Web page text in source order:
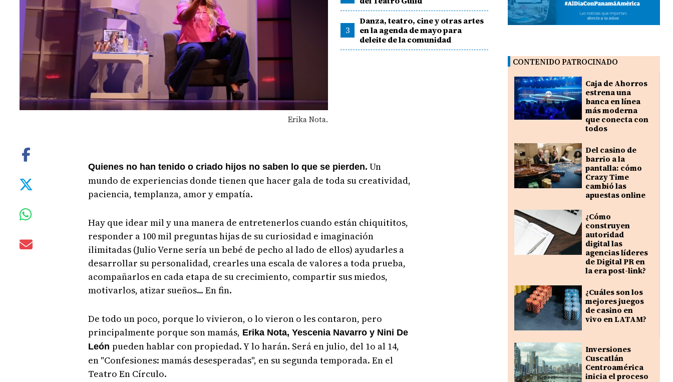
Erika Nota.
3
Danza, teatro, cine y otras artes
en la agenda de mayo para
deleite de la comunidad
Quienes no han tenido o criado hijos no saben lo que se pierden. Un
mundo de experiencias donde tienen que hacer gala de toda su creatividad,
paciencia, templanza, amor y empatía.
Hay que idear mil y una manera de entretenerlos cuando están chiquititos,
responder a 100 mil preguntas hijas de su curiosidad e imaginación
ilimitadas (Julio Verne sería un bebé de pecho al lado de ellos) ayudarles a
desarrollar su personalidad, crearles una escala de valores a toda prueba,
acompañarlos en cada etapa de su crecimiento, compartir sus miedos,
motivarlos, atizar sueños... En fin.
De todo un poco, porque lo vivieron, o lo vieron o les contaron, pero
principalmente porque son mamás, Erika Nota, Yescenia Navarro y Nini De
León pueden hablar con propiedad. Y lo harán. Será en julio, del 1o al 14,
en "Confesiones: mamás desesperadas", en su segunda temporada. En el
Teatro En Círculo.
CONTENIDO PATROCINADO
Caja de Ahorros
estrena una
banca en línea
más moderna
que conecta con
todos
Del casino de
barrio a la
pantalla: cómo
Crazy Time
cambió las
apuestas online
¿Cómo
construyen
autoridad
digital las
agencias líderes
de Digital PR en
la era post-link?
¿Cuáles son los
mejores juegos
de casino en
vivo en LATAM?
Inversiones
Cuscatlán
Centroamérica
inicia el proceso